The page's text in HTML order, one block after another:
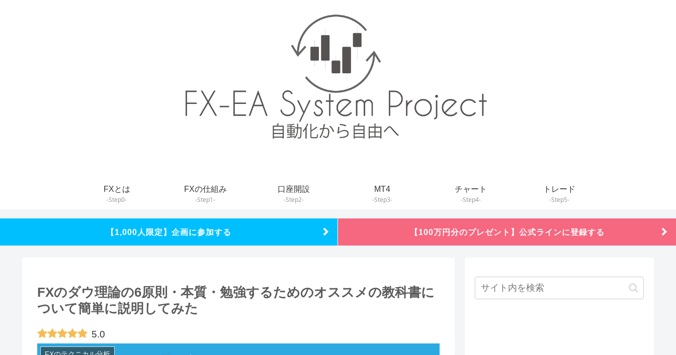
FXとは
-Step0-
FXの仕組み
-Step1-
口座開設
-Step2-
MT4
-Step3-
チャート
-Step4-
トレード
-Step5-
【1,000人限定】企画に参加する 【100万円分のプレゼント】公式ラインに登録する
FXのダウ理論の6原則・本質・勉強するためのオススメの教科書に
ついて簡単に説明してみた
5.0